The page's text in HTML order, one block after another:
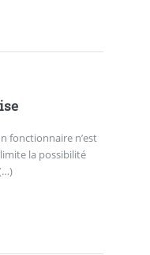
fonctionnaire n’est
la possibilité